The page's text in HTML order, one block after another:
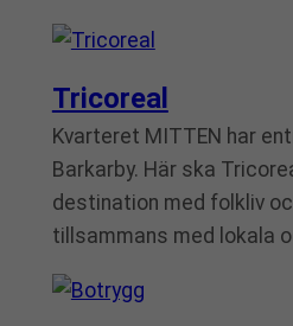
Tricoreal
Kvarteret MITTEN har
Barkarby. Här ska
destination med folkliv
tillsammans med lokala